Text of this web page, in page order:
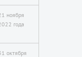
ноября
года
октября